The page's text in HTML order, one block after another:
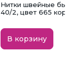
Нитки швейные
40/2, цвет 665
В корзину